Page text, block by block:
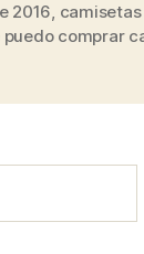
2016,
comprar